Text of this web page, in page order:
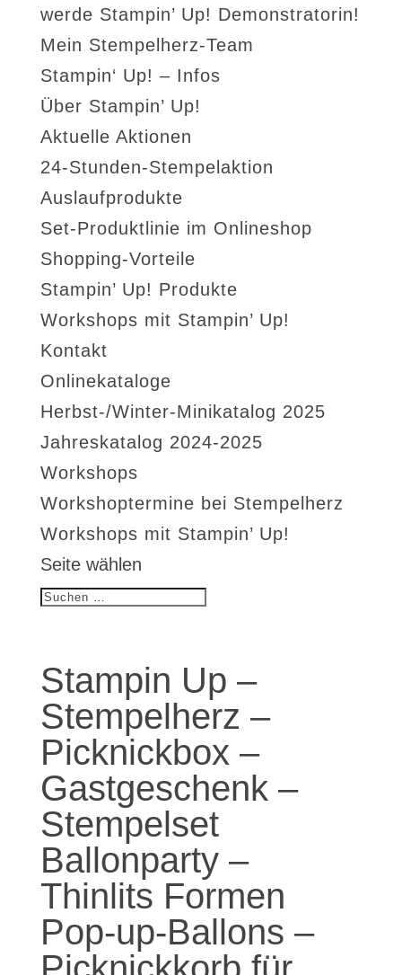
werde Stampin’ Up! Demonstratorin!
Mein Stempelherz-Team
Stampin‘ Up! – Infos
Über Stampin’ Up!
Aktuelle Aktionen
24-Stunden-Stempelaktion
Auslaufprodukte
Set-Produktlinie im Onlineshop
Shopping-Vorteile
Stampin’ Up! Produkte
Workshops mit Stampin’ Up!
Kontakt
Onlinekataloge
Herbst-/Winter-Minikatalog 2025
Jahreskatalog 2024-2025
Workshops
Workshoptermine bei Stempelherz
Workshops mit Stampin’ Up!
Seite wählen
Stampin Up –
Stempelherz –
Picknickbox –
Gastgeschenk –
Stempelset
Ballonparty –
Thinlits Formen
Pop-up-Ballons –